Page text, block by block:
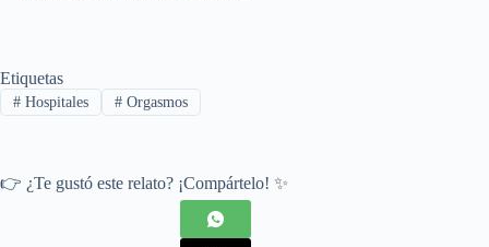
Etiquetas
#Hospitales #Orgasmos
👉 ¿Te gustó este relato? ¡Compártelo! ✨